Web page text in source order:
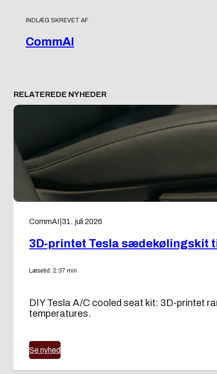
INDLÆG SKREVET AF
CommAI
RELATEREDE NYHEDER
CommAI 31. juli 2026
3D-printet Tesla sædekølingskit
Læsetid: 2:37 min
DIY Tesla A/C cooled seat kit: 3D-printet
temperatures.
Se nyhed